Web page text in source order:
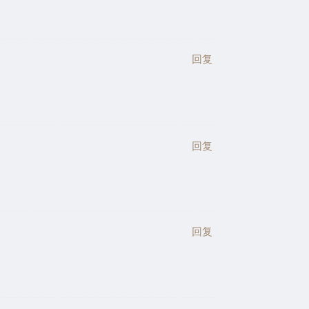
回复
回复
回复